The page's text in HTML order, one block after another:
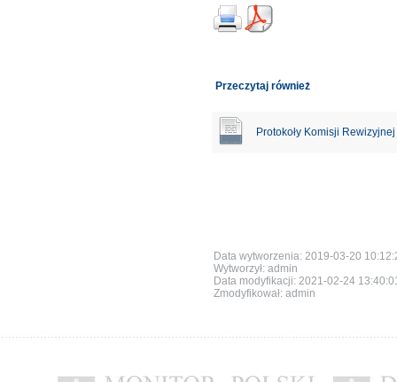
Przeczytaj również
Protokoły Komisji
Data wytworzenia: 2019-03-20
Wytworzył: admin
Data modyfikacji: 2021-02-24
Zmodyfikował: admin